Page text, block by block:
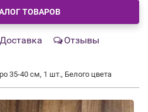
ТОВАРОВ
Доставка Отзывы
35-40 см, 1 шт., Белого цвета